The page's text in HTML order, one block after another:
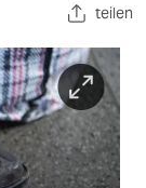
teilen